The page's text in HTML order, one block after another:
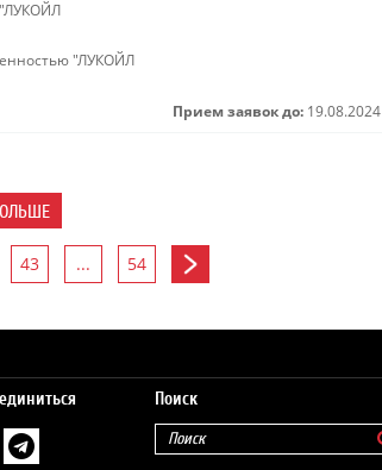
"ЛУКОЙЛ
"ЛУКОЙЛ
Прием заявок до: 19.08.2024
43 ... 54
Поиск